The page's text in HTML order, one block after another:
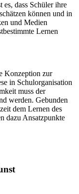
dass Schüler ihre
können und in
und Medien
Lernen
Konzeption zur
in Schulorganisation
muss der
werden. Gebunden
dem Lernen des
dazu Ansatzpunkte